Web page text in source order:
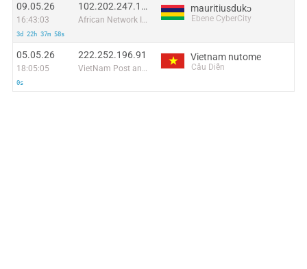
09.05.26
16:43:03
3d 22h 37m 58s
102.202.247.186
African Network Information Center - (AfriNIC) Ltd
mauritiusdukɔ
Ebene CyberCity
05.05.26
18:05:05
0s
222.252.196.91
VietNam Post and Telecom Corporation
Vietnam nutome
Cầu Diễn